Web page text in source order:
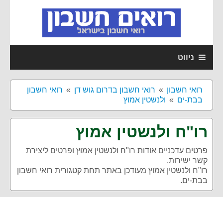
ניווט
רואי חשבון רואי חשבון בדרום גוש דן
רואי חשבון
בבת-ים
ולנשטין אמוץ
רו"ח ולנשטין אמוץ
פרטים עדכניים אודות רו"ח ולנשטין אמוץ ופרטים ליצירת
קשר ישירות,
רו"ח ולנשטין אמוץ מעודכן באתר תחת קטגורית רואי חשבון
בבת-ים.